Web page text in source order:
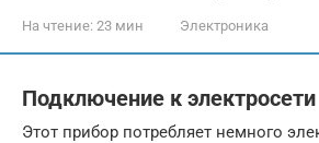
На чтение: 23 мин Электроника
Подключение к электросети
Этот прибор потребляет немного